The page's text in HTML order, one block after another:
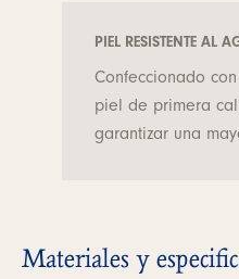
PIEL RESISTENTE AL
Confeccionado
piel de primera
garantizar una
Materiales y